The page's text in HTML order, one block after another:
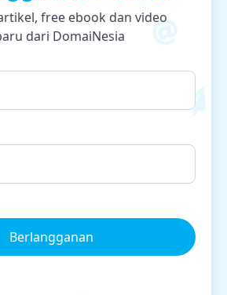
free ebook dan video
dari DomaiNesia
Berlangganan